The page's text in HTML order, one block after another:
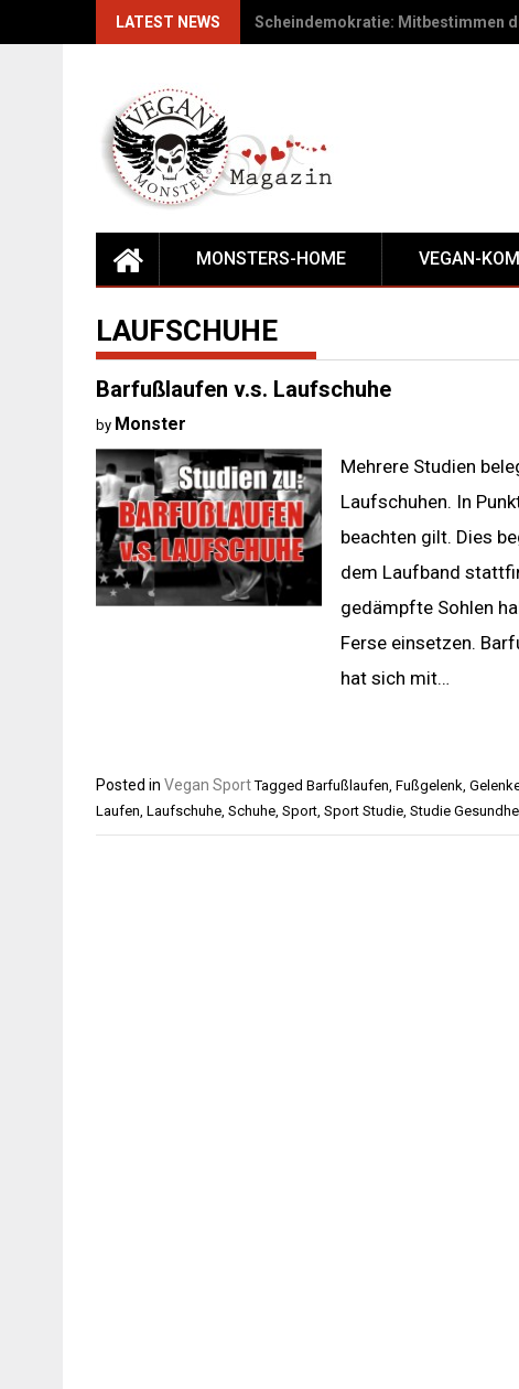
LATEST NEWS Wie trägt der Mensch zum
MONSTERS-HOME VEGAN-
LAUFSCHUHE
Barfußlaufen v.s. Laufschuhe
by Monster
Mehrere Studien
Laufschuhen. In
beachten gilt. Dies
dem Laufband
gedämpfte Sohlen
Ferse einsetzen.
hat sich mit…
Posted in Vegan Sport Tagged Barfußlaufen, Fußgelenk,
Laufen, Laufschuhe, Schuhe, Sport, Sport Studie, Studie